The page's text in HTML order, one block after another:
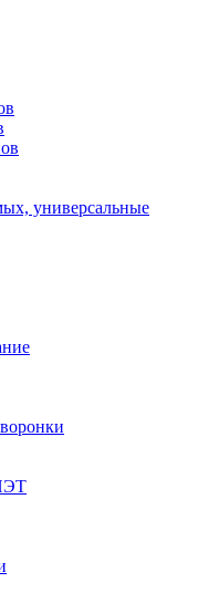
универсальные